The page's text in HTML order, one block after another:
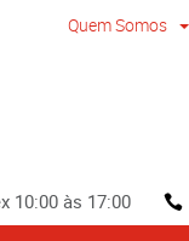
Quem Somos
10:00 às 17:00